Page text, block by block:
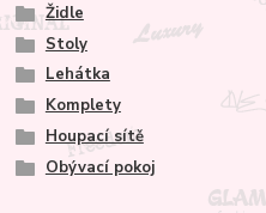
Židle
Stoly
Lehátka
Komplety
Houpací sítě
Obývací pokoj